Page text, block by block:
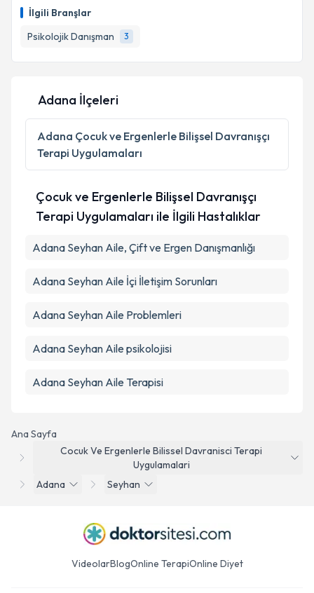
İlgili Branşlar
Psikolojik Danışman
3
takvim hazırlandığında e-posta ile bilgilendireceğiz.
E-posta Adresiniz
Kişisel verilerimin işlenmesine ilişkinAydınlatma
Metni
'ni okudum ve kişisel verilerimin belirtilen
kapsamda işlenmesini kabul ediyorum.
Ana Sayfa
Cocuk Ve Ergenlerle Bilissel Davranisci Terapi
Uygulamalari
Adana
Seyhan
Adana İlçeleri
Adana Çocuk ve Ergenlerle Bilişsel Davranışçı
Terapi Uygulamaları
Çocuk ve Ergenlerle Bilişsel Davranışçı
Terapi Uygulamaları ile İlgili Hastalıklar
Adana Seyhan Aile, Çift ve Ergen Danışmanlığı
Adana Seyhan Aile İçi İletişim Sorunları
Adana Seyhan Aile Problemleri
Adana Seyhan Aile psikolojisi
Adana Seyhan Aile Terapisi
VideolarBlogOnline TerapiOnline Diyet